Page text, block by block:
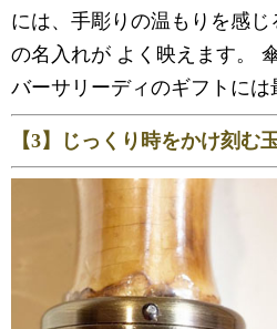
には、手彫りの温もりを感じ
の名入れが よく映えます。
バーサリーディのギフトには
【3】じっくり時をかけ刻む